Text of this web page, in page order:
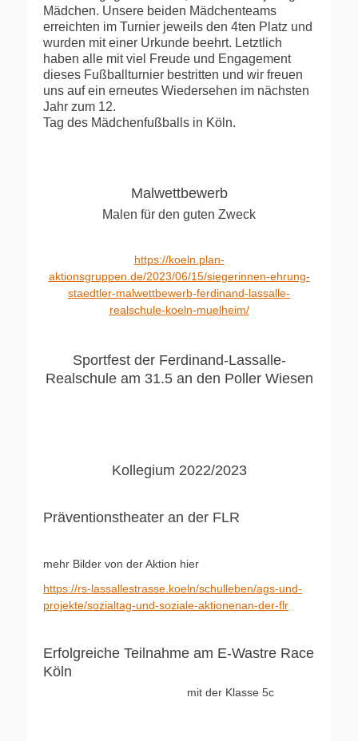
Mädchen. Unsere beiden Mädchenteams
erreichten im Turnier jeweils den 4ten Platz und
wurden mit einer Urkunde beehrt. Letztlich
haben alle mit viel Freude und Engagement
dieses Fußballturnier bestritten und wir freuen
uns auf ein erneutes Wiedersehen im nächsten
Jahr zum 12.
Tag des Mädchenfußballs in Köln.
Malwettbewerb
Malen für den guten Zweck
https://koeln.plan-
aktionsgruppen.de/2023/06/15/siegerinnen-ehrung-
staedtler-malwettbewerb-ferdinand-lassalle-
realschule-koeln-muelheim/
Sportfest der Ferdinand-Lassalle-
Realschule am 31.5 an den Poller Wiesen
Kollegium 2022/2023
Präventionstheater an der FLR
mehr Bilder von der Aktion hier
https://rs-lassallestrasse.koeln/schulleben/ags-und-
projekte/sozialtag-und-soziale-aktionenan-der-flr
Erfolgreiche Teilnahme am E-Wastre Race
Köln
mit der Klasse 5c